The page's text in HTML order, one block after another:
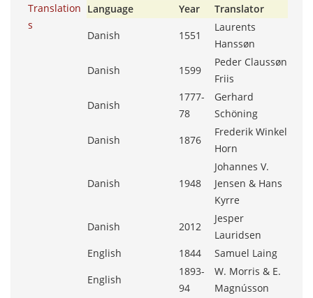
Translation
s
Language Year
Translator
Danish
1551
Laurents
Hanssøn
Danish
1599
Peder Claussøn
Friis
Danish
1777-
78
Gerhard
Schöning
Danish
1876
Frederik Winkel
Horn
Danish 1948
Johannes V.
Jensen & Hans
Kyrre
Danish
2012
Jesper
Lauridsen
English
1844
Samuel Laing
English
1893-
94
W. Morris & E.
Magnússon